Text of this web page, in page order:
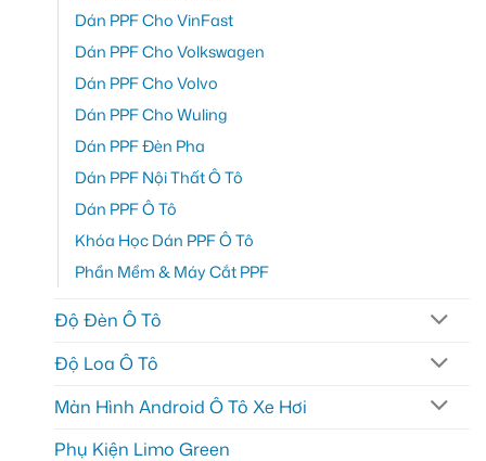
Dán PPF Cho VinFast
Dán PPF Cho Volkswagen
Dán PPF Cho Volvo
Dán PPF Cho Wuling
Dán PPF Đèn Pha
Dán PPF Nội Thất Ô Tô
Dán PPF Ô Tô
Khóa Học Dán PPF Ô Tô
Phần Mềm & Máy Cắt PPF
Độ Đèn Ô Tô
Độ Loa Ô Tô
Màn Hình Android Ô Tô Xe Hơi
Phụ Kiện Limo Green